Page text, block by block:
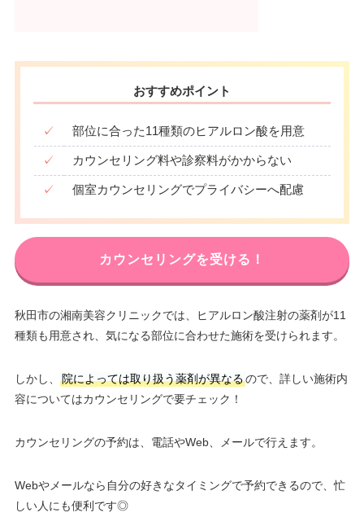
おすすめポイント
✓ 部位に合った11種類のヒアルロン酸を用意
✓ カウンセリング料や診察料がかからない
✓ 個室カウンセリングでプライバシーへ配慮
カウンセリングを受ける！
秋田市の湘南美容クリニックでは、ヒアルロン酸注射の薬剤が11
種類も用意され、気になる部位に合わせた施術を受けられます。
しかし、 院によっては取り扱う薬剤が異なるので、詳しい施術内
容についてはカウンセリングで要チェック！
カウンセリングの予約は、電話やWeb、メールで行えます。
Webやメールなら自分の好きなタイミングで予約できるので、忙
しい人にも便利です◎